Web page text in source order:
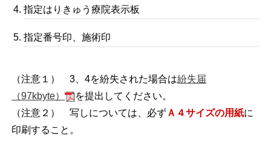
指定はりきゅう療院表示板
指定番号印、施術印
（注意１） 3、4を紛失された場合は紛失届
（97kbyte）
を提出してください。
（注意２） 写しについては、必ずＡ４サイズの用紙に
印刷すること。